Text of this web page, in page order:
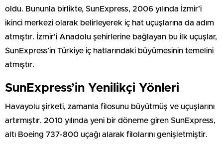
oldu. Bununla birlikte, SunExpress, 2006 yılında İzmir’i
ikinci merkezi olarak belirleyerek iç hat uçuşlarına da adım
atmıştır. İzmir’i Anadolu şehirlerine bağlayan bu ilk uçuşlar,
SunExpress’in Türkiye iç hatlarındaki büyümesinin temelini
atmıştır.
SunExpress’in Yenilikçi Yönleri
Havayolu şirketi, zamanla filosunu büyütmüş ve uçuşlarını
artırmıştır. 2010 yılında yeni bir döneme giren SunExpress,
altı Boeing 737-800 uçağı alarak filolarını genişletmiştir.